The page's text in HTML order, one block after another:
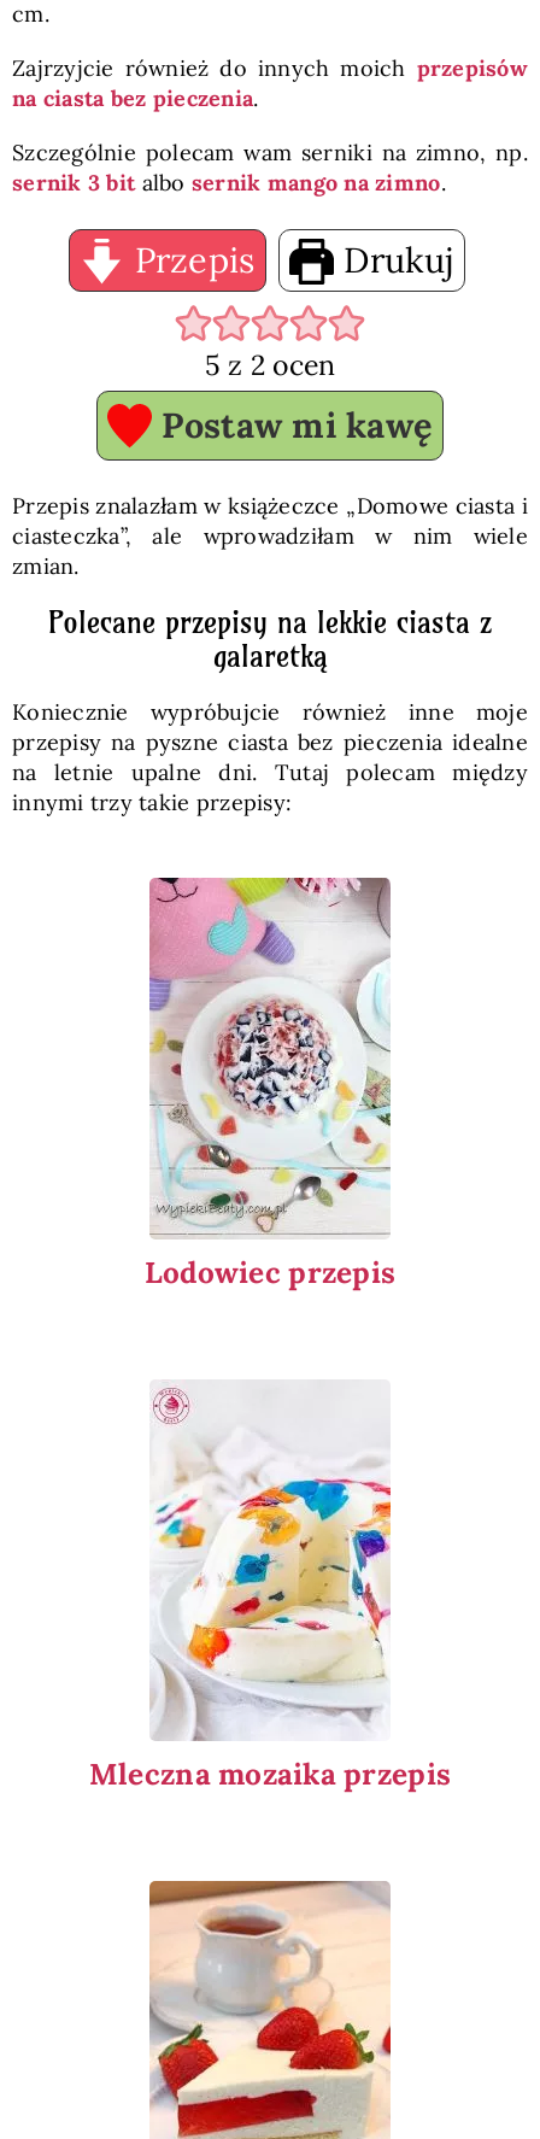
cm.
Zajrzyjcie również do innych moich przepisów
na ciasta bez pieczenia.
Szczególnie polecam wam serniki na zimno, np.
sernik 3 bit albo sernik mango na zimno.
Przepis Drukuj
5 z 2 ocen
Postaw mi kawę
Przepis znalazłam w książeczce „Domowe ciasta i
ciasteczka”, ale wprowadziłam w nim wiele
zmian.
Polecane przepisy na lekkie ciasta z
galaretką
Koniecznie wypróbujcie również inne moje
przepisy na pyszne ciasta bez pieczenia idealne
na letnie upalne dni. Tutaj polecam między
innymi trzy takie przepisy:
Lodowiec przepis
Mleczna mozaika przepis